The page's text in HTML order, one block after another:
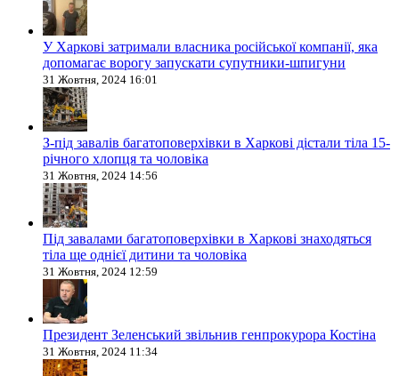
У Харкові затримали власника російської компанії, яка
допомагає ворогу запускати супутники-шпигуни
31 Жовтня, 2024 16:01
З-під завалів багатоповерхівки в Харкові дістали тіла 15-
річного хлопця та чоловіка
31 Жовтня, 2024 14:56
Під завалами багатоповерхівки в Харкові знаходяться
тіла ще однієї дитини та чоловіка
31 Жовтня, 2024 12:59
Президент Зеленський звільнив генпрокурора Костіна
31 Жовтня, 2024 11:34